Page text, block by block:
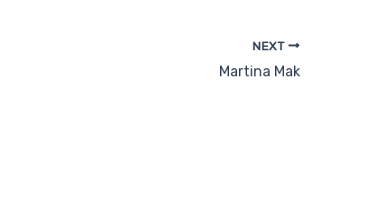
NEXT
Martina Mak